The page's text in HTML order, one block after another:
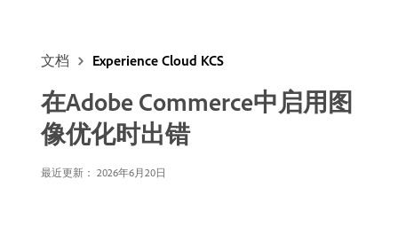
文档 Experience Cloud KCS
在Adobe Commerce中启用图
像优化时出错
最近更新： 2026年6月20日